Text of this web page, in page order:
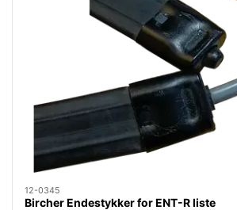
12-0345
Bircher Endestykker for ENT-R liste